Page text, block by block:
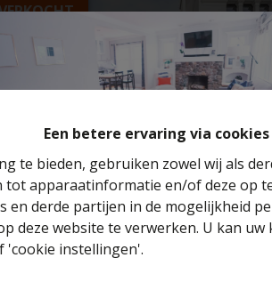
Een betere ervaring via cookies
te bieden, gebruiken zowel wij als
apparaatinformatie en/of deze op
en derde partijen in de mogelijkheid
deze website te verwerken. U kan
'cookie instellingen'.
renoveren woning met
te Zurenborg!
Benieuwd naar de waarde van je
Gratis schatting